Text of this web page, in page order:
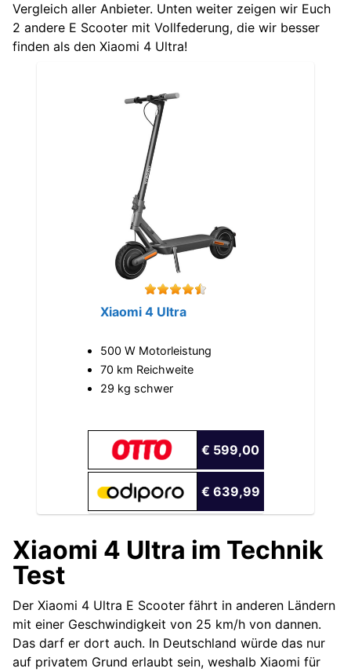
Vergleich aller Anbieter. Unten weiter zeigen wir Euch
2 andere E Scooter mit Vollfederung, die wir besser
finden als den Xiaomi 4 Ultra!
Xiaomi 4 Ultra
500 W Motorleistung
70 km Reichweite
29 kg schwer
€ 599,00
€ 639,99
Xiaomi 4 Ultra im Technik
Test
Der Xiaomi 4 Ultra E Scooter fährt in anderen Ländern
mit einer Geschwindigkeit von 25 km/h von dannen.
Das darf er dort auch. In Deutschland würde das nur
auf privatem Grund erlaubt sein, weshalb Xiaomi für